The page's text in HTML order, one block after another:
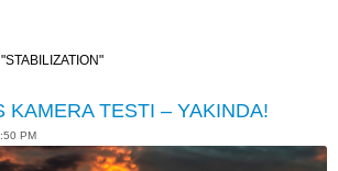
KAMERA TESTI – YAKINDA!
PM